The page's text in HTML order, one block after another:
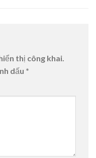
thị công khai.
dấu *